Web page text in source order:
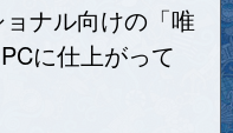
ナル向けの「唯
に仕上がって